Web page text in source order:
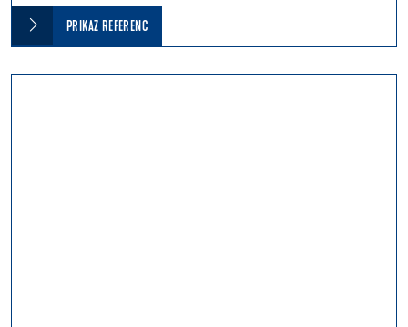
PRIKAZ REFERENC